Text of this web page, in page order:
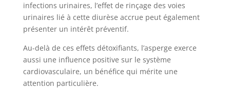
infections urinaires, l’effet de rinçage des voies
urinaires lié à cette diurèse accrue peut également
présenter un intérêt préventif.
Au-delà de ces effets détoxifiants, l’asperge exerce
aussi une influence positive sur le système
cardiovasculaire, un bénéfice qui mérite une
attention particulière.